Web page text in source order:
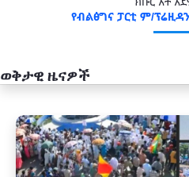
የብልፅግና ፓርቲ ም/
ወቅታዊ ዜናዎች
አዲስ